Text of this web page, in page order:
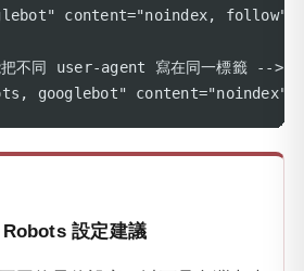
content="noindex, follow">
不同 user-agent 寫在同一標籤 -->
googlebot" content="noindex">
設定建議